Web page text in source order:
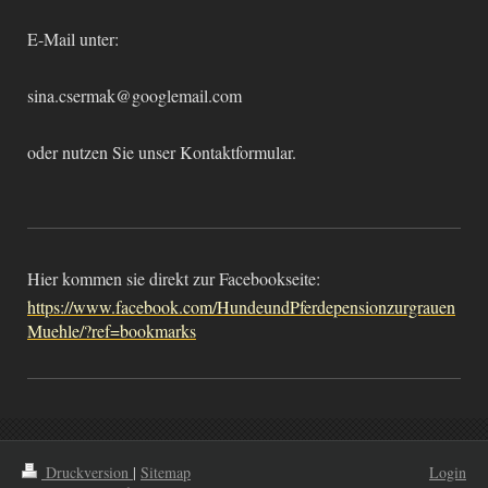
E-Mail unter:
sina.csermak@googlemail.com
oder nutzen Sie unser Kontaktformular.
Hier kommen sie direkt zur Facebookseite:
https://www.facebook.com/HundeundPferdepensionzurgrauen
Muehle/?ref=bookmarks
Druckversion | Sitemap
Login